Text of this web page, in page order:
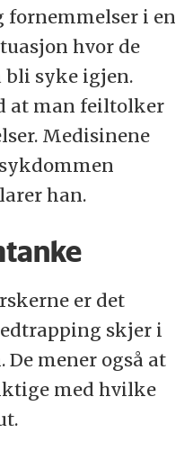
fornemmelser i en
hvor de
bli syke igjen.
at man feiltolker
Medisinene
han.
er det
skjer i
De mener også at
med hvilke